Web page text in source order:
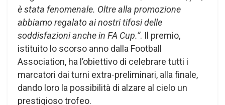
è stata fenomenale. Oltre alla promozione
abbiamo regalato ai nostri tifosi delle
soddisfazioni anche in FA Cup.”. Il premio,
istituito lo scorso anno dalla Football
Association, ha l’obiettivo di celebrare tutti i
marcatori dai turni extra-preliminari, alla finale,
dando loro la possibilità di alzare al cielo un
prestigioso trofeo.